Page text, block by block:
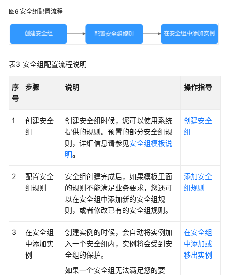
图6 安全组配置流程
表3 安全组配置流程说明
序
号
步骤 说明 操作指导
1
创建安全
组
创建安全组时候，您可以使用系统
提供的规则。预置的部分安全组规
则，详细信息请参见安全组模板说
明。
创建安全
组
2
配置安全
组规则
安全组创建完成后，如果模板里面
的规则不能满足业务要求，您还可
以在安全组中添加新的安全组规
则，或者修改已有的安全组规则。
添加安全
组规则
3
在安全组
中添加实
例
创建实例的时候，会自动将实例加
入一个安全组内，实例将会受到安
全组的保护。
如果一个安全组无法满足您的要
在安全组
中添加或
移出实例